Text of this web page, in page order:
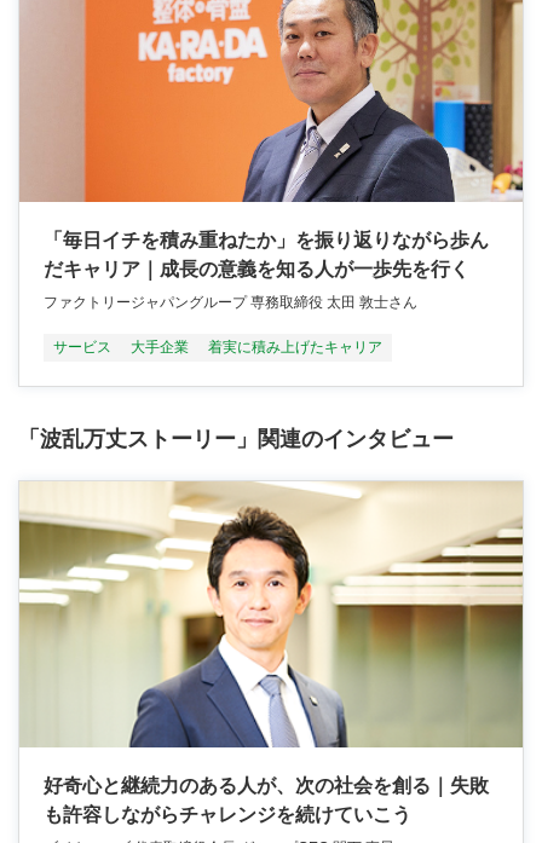
「毎日イチを積み重ねたか」を振り返りながら歩ん
だキャリア｜成長の意義を知る人が一歩先を行く
ファクトリージャパングループ 専務取締役 太田 敦士さん
サービス 大手企業 着実に積み上げたキャリア
「波乱万丈ストーリー」関連のインタビュー
好奇心と継続力のある人が、次の社会を創る｜失敗
も許容しながらチャレンジを続けていこう